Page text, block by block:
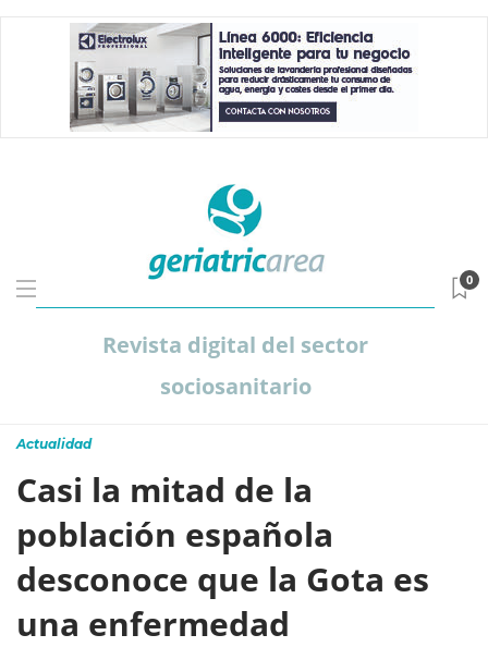
Revista digital del sector
sociosanitario
0
Actualidad
Casi la mitad de la
población española
desconoce que la Gota es
una enfermedad